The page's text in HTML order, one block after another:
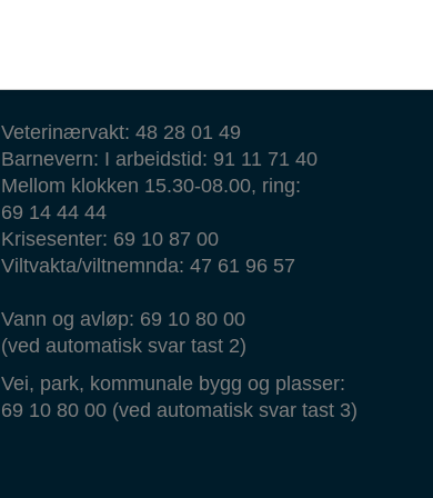
Veterinærvakt: 48 28 01 49
Barnevern: I arbeidstid: 91 11 71 40
Mellom klokken 15.30-08.00, ring:
69 14 44 44
Krisesenter: 69 10 87 00
Viltvakta/viltnemnda: 47 61 96 57
Vann og avløp: 69 10 80 00
(ved automatisk svar tast 2)
Vei, park, kommunale bygg og plasser:
69 10 80 00 (ved automatisk svar tast 3)